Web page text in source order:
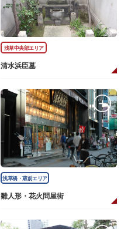
浅草中央部エリア
清水浜臣墓
浅草橋・蔵前エリア
雛人形・花火問屋街